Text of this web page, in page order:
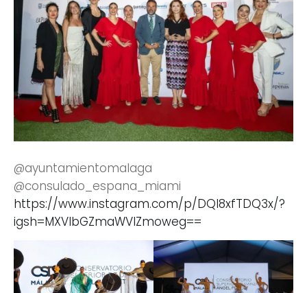
@ayuntamientomalaga
@consulado_espana_miami
https://www.instagram.com/p/DQl8xfTDQ3x/?
igsh=MXVlbGZmaWVlZmoweg==